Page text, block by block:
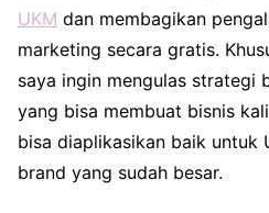
UKM dan membagikan
marketing secara gratis.
saya ingin mengulas strategi
yang bisa membuat bisnis
bisa diaplikasikan baik untuk
brand yang sudah besar.